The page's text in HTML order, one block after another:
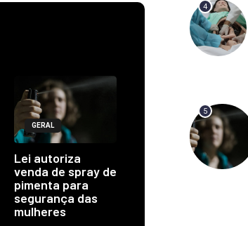
GERAL
Lei autoriza
venda de spray de
pimenta para
segurança das
mulheres
4
5